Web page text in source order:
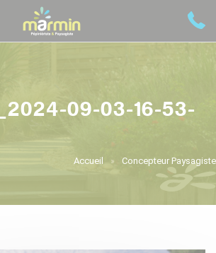
09-03-16-53-
Accueil Concepteur Paysagiste